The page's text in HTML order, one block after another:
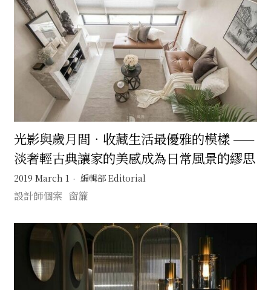
光影與歲月間．收藏生活最優雅的模樣 ——
淡奢輕古典讓家的美感成為日常風景的繆思
2019 March 1 編輯部 Editorial
設計師個案 窗簾